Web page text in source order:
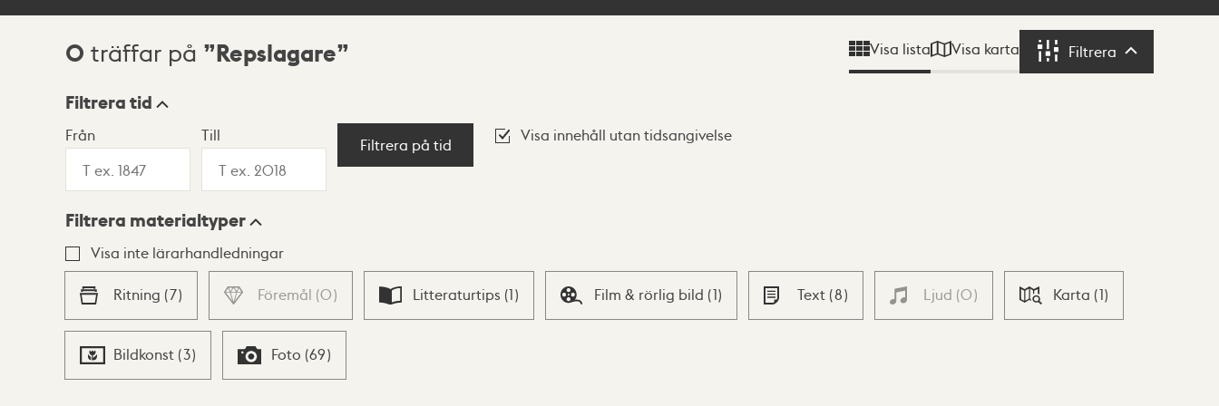
Sökresultat
0 träffar på Repslagare Visa lista Visa karta Filtrera Filtrera
Visningsläge
Lista Karta
Filtrera tid
Från Till
Filtrera på tid
Visa innehåll utan tidsangivelse
Filtrera materialtyper
Visa inte lärarhandledningar
Ritning (7) Föremål (0) Litteraturtips (1) Film & rörlig bild (1) Text (8) Ljud (0) Karta (1)
Bildkonst (3) Foto (69)